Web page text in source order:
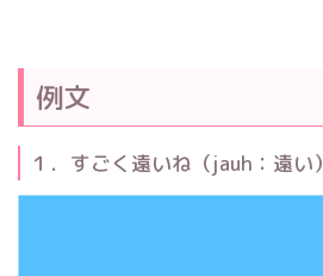
例文
１．すごく遠いね（jauh：遠い）